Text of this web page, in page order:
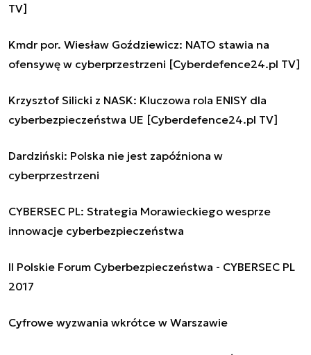
TV]
Kmdr por. Wiesław Goździewicz: NATO stawia na
ofensywę w cyberprzestrzeni [Cyberdefence24.pl TV]
Krzysztof Silicki z NASK: Kluczowa rola ENISY dla
cyberbezpieczeństwa UE [Cyberdefence24.pl TV]
Dardziński: Polska nie jest zapóźniona w
cyberprzestrzeni
CYBERSEC PL: Strategia Morawieckiego wesprze
innowacje cyberbezpieczeństwa
II Polskie Forum Cyberbezpieczeństwa - CYBERSEC PL
2017
Cyfrowe wyzwania wkrótce w Warszawie